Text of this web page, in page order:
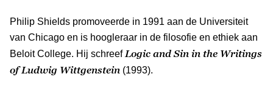
Philip Shields promoveerde in 1991 aan de Universiteit
van Chicago en is hoogleraar in de filosofie en ethiek aan
Beloit College. Hij schreef Logic and Sin in the Writings
of Ludwig Wittgenstein (1993).